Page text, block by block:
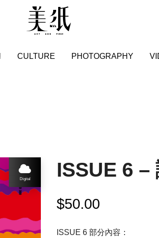
CULTURE PHOTOGRAPHY
Digital ISSUE 6 –
$50.00
ISSUE 6 部分內容：